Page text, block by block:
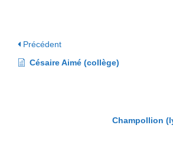
Précédent
Césaire Aimé (collège)
Champollion